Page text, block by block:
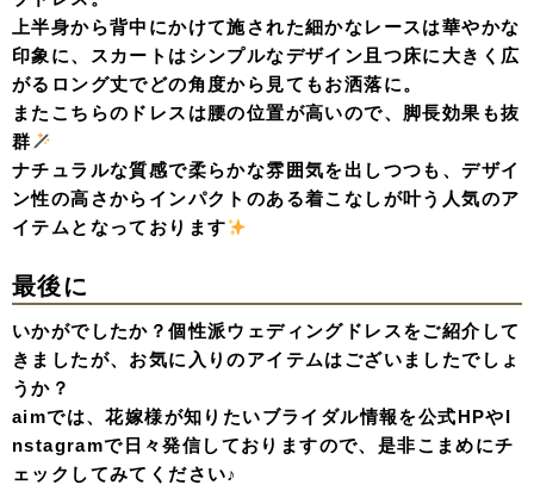
上半身から背中にかけて施された細かなレースは華やかな
印象に、スカートはシンプルなデザイン且つ床に大きく広
がるロング丈でどの角度から見てもお洒落に。
またこちらのドレスは腰の位置が高いので、脚長効果も抜
群
ナチュラルな質感で柔らかな雰囲気を出しつつも、デザイ
ン性の高さからインパクトのある着こなしが叶う人気のア
イテムとなっております
最後に
いかがでしたか？個性派ウェディングドレスをご紹介して
きましたが、お気に入りのアイテムはございましたでしょ
うか？
aimでは、花嫁様が知りたいブライダル情報を公式HPやI
nstagramで日々発信しておりますので、是非こまめにチ
ェックしてみてください♪